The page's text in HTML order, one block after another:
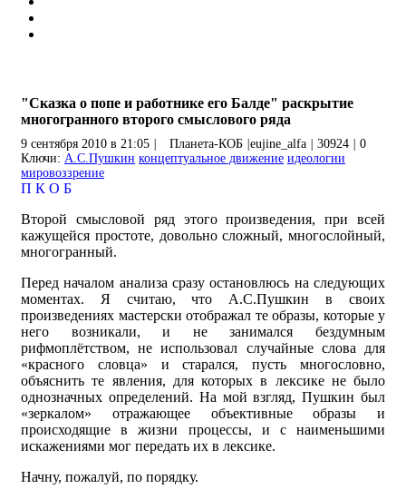
"Сказка о попе и работнике его Балде" раскрытие
многогранного второго смыслового ряда
9 сентября 2010 в 21:05 Планета-КОБ eujine_alfa 30924
0
Ключи: А.С.Пушкин концептуальное движение идеологии
мировоззрение
П К О Б
Второй смысловой ряд этого произведения, при всей
кажущейся простоте, довольно сложный, многослойный,
многогранный.
Перед началом анализа сразу остановлюсь на следующих
моментах. Я считаю, что А.С.Пушкин в своих
произведениях мастерски отображал те образы, которые у
него возникали, и не занимался бездумным
рифмоплётством, не использовал случайные слова для
«красного словца» и старался, пусть многословно,
объяснить те явления, для которых в лексике не было
однозначных определений. На мой взгляд, Пушкин был
«зеркалом» отражающее объективные образы и
происходящие в жизни процессы, и с наименьшими
искажениями мог передать их в лексике.
Начну, пожалуй, по порядку.